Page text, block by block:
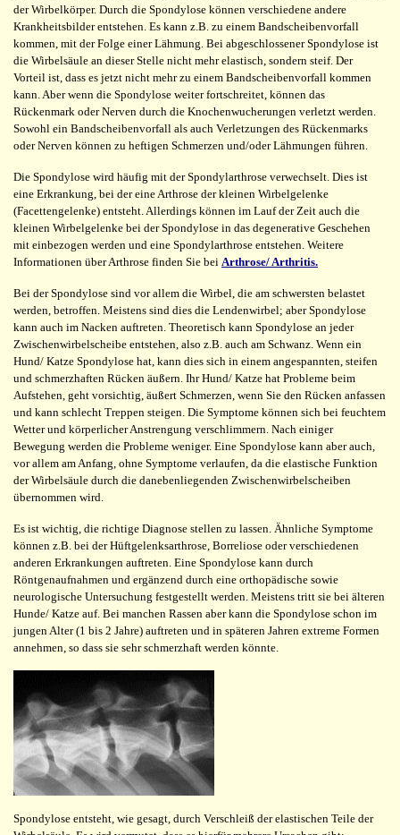
der Wirbelkörper. Durch die Spondylose können verschiedene andere
Krankheitsbilder entstehen. Es kann z.B. zu einem Bandscheibenvorfall
kommen, mit der Folge einer Lähmung. Bei abgeschlossener Spondylose ist
die Wirbelsäule an dieser Stelle nicht mehr elastisch, sondern steif. Der
Vorteil ist, dass es jetzt nicht mehr zu einem Bandscheibenvorfall kommen
kann. Aber wenn die Spondylose weiter fortschreitet, können das
Rückenmark oder Nerven durch die Knochenwucherungen verletzt werden.
Sowohl ein Bandscheibenvorfall als auch Verletzungen des Rückenmarks
oder Nerven können zu heftigen Schmerzen und/oder Lähmungen führen.
Die Spondylose wird häufig mit der Spondylarthrose verwechselt. Dies ist
eine Erkrankung, bei der eine Arthrose der kleinen Wirbelgelenke
(Facettengelenke) entsteht. Allerdings können im Lauf der Zeit auch die
kleinen Wirbelgelenke bei der Spondylose in das degenerative Geschehen
mit einbezogen werden und eine Spondylarthrose entstehen. Weitere
Informationen über Arthrose finden Sie bei Arthrose/ Arthritis.
Bei der Spondylose sind vor allem die Wirbel, die am schwersten belastet
werden, betroffen. Meistens sind dies die Lendenwirbel; aber Spondylose
kann auch im Nacken auftreten. Theoretisch kann Spondylose an jeder
Zwischenwirbelscheibe entstehen, also z.B. auch am Schwanz. Wenn ein
Hund/ Katze Spondylose hat, kann dies sich in einem angespannten, steifen
und schmerzhaften Rücken äußern. Ihr Hund/ Katze hat Probleme beim
Aufstehen, geht vorsichtig, äußert Schmerzen, wenn Sie den Rücken anfassen
und kann schlecht Treppen steigen. Die Symptome können sich bei feuchtem
Wetter und körperlicher Anstrengung verschlimmern. Nach einiger
Bewegung werden die Probleme weniger. Eine Spondylose kann aber auch,
vor allem am Anfang, ohne Symptome verlaufen, da die elastische Funktion
der Wirbelsäule durch die danebenliegenden Zwischenwirbelscheiben
übernommen wird.
Es ist wichtig, die richtige Diagnose stellen zu lassen. Ähnliche Symptome
können z.B. bei der Hüftgelenksarthrose, Borreliose oder verschiedenen
anderen Erkrankungen auftreten. Eine Spondylose kann durch
Röntgenaufnahmen und ergänzend durch eine orthopädische sowie
neurologische Untersuchung festgestellt werden. Meistens tritt sie bei älteren
Hunde/ Katze auf. Bei manchen Rassen aber kann die Spondylose schon im
jungen Alter (1 bis 2 Jahre) auftreten und in späteren Jahren extreme Formen
annehmen, so dass sie sehr schmerzhaft werden könnte.
Spondylose entsteht, wie gesagt, durch Verschleiß der elastischen Teile der